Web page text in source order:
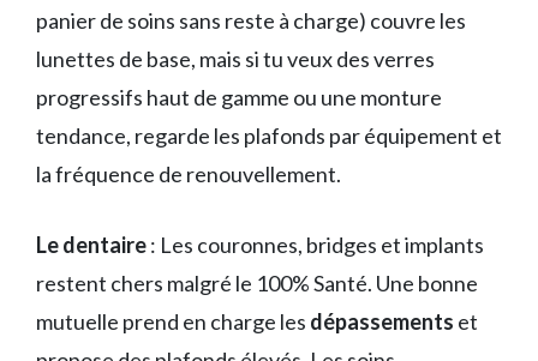
panier de soins sans reste à charge) couvre les
lunettes de base, mais si tu veux des verres
progressifs haut de gamme ou une monture
tendance, regarde les plafonds par équipement et
la fréquence de renouvellement.
Le dentaire: Les couronnes, bridges et implants
restent chers malgré le 100% Santé. Une bonne
mutuelle prend en charge les dépassements et